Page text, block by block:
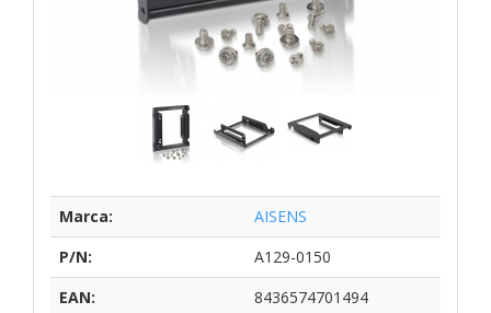
Marca:
AISENS
P/N:
A129-0150
EAN:
8436574701494